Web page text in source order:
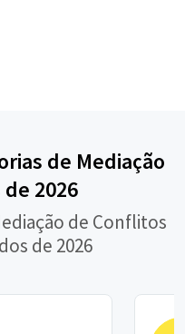
de Mediação
2026
de Conflitos
de 2026